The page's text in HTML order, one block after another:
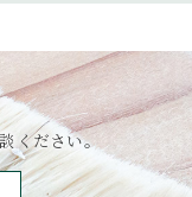
ください。